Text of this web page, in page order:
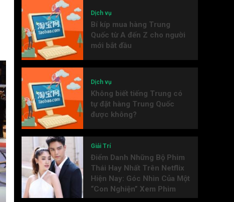
Dịch vụ
Bí kíp mua hàng Trung
Quốc từ A đến Z cho người
mới bắt đầu
Dịch vụ
Không biết tiếng Trung có
tự đặt hàng Trung Quốc
được không?
Giải Trí
Điểm Danh Những Bộ Phim
Thái Hay Nhất Trên Netflix
Hiện Nay: Góc Nhìn Của Một
“Con Nghiện” Xem Phim